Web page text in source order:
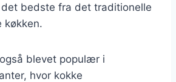
bedste fra det traditionelle
køkken.
blevet populær i
hvor kokke